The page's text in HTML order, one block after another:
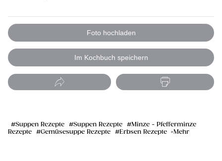
Foto hochladen
Im Kochbuch speichern
Suppen Rezepte Suppen Rezepte
Minze - Pfefferminze
Rezepte
Gemüsesuppe Rezepte Erbsen Rezepte Mehr